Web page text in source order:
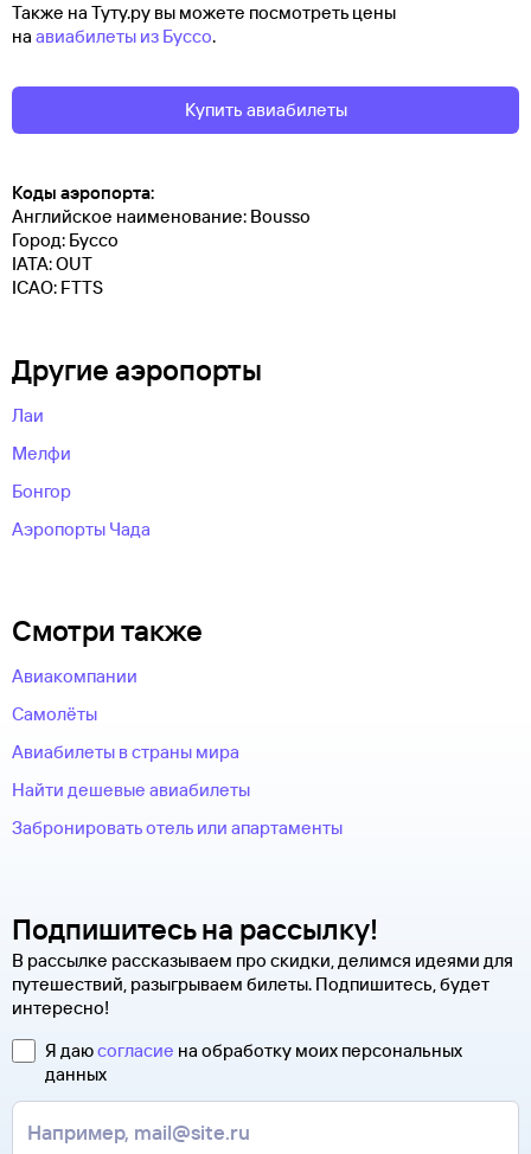
Также на Туту.ру вы можете посмотреть цены
на авиабилеты из Буссо.
Купить авиабилеты
Коды аэропорта:
Английское наименование: Bousso
Город: Буссо
IATA: OUT
ICAO: FTTS
Другие аэропорты
Лаи
Мелфи
Бонгор
Аэропорты Чада
Смотри также
Авиакомпании
Самолёты
Авиабилеты в страны мира
Найти дешевые авиабилеты
Забронировать отель или апартаменты
Подпишитесь на рассылку!
В рассылке рассказываем про скидки, делимся идеями для
путешествий, разыгрываем билеты. Подпишитесь, будет
интересно!
Я даюсогласие на обработку моих персональных
данных